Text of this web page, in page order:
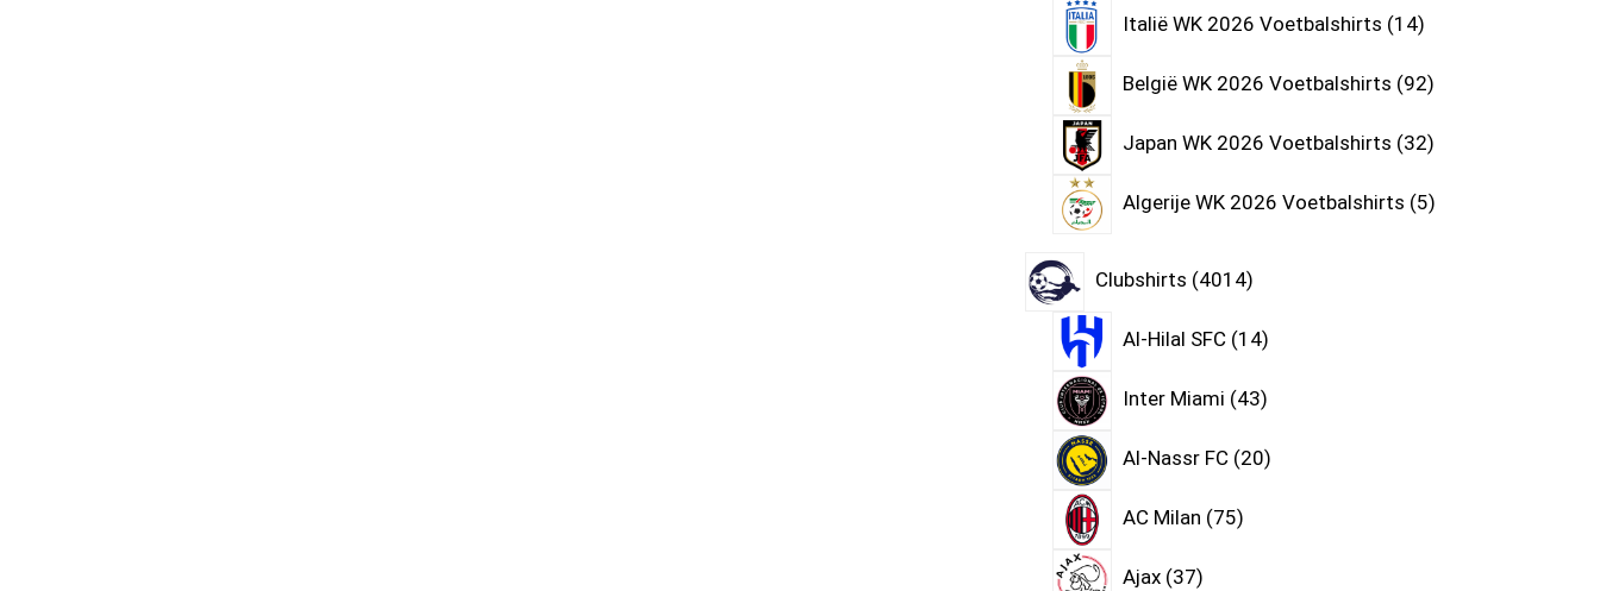
Italië WK 2026 Voetbalshirts 14
België WK 2026 Voetbalshirts 92
Japan WK 2026 Voetbalshirts 32
Algerije WK 2026 Voetbalshirts 5
Clubshirts 4014
Al-Hilal SFC 14
Inter Miami 43
Al-Nassr FC 20
AC Milan 75
Ajax 37